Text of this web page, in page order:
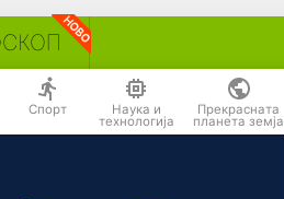
Спорт Наука и
технологија
Прекрасната
планета земја